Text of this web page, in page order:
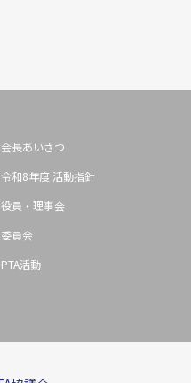
会長あいさつ
令和8年度 活動指針
役員・理事会
委員会
PTA活動